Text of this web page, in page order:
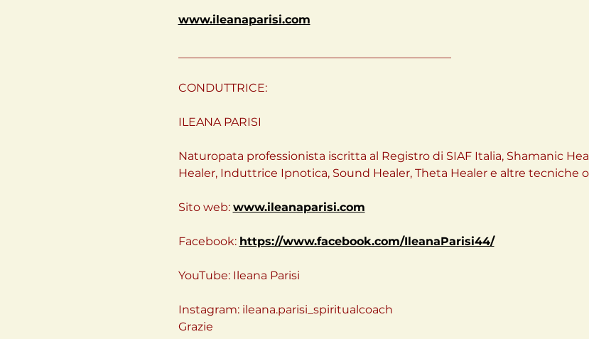
www.ileanaparisi.com
CONDUTTRICE:
ILEANA PARISI
Naturopata professionista iscritta al Registro di SIAF Italia, Shamanic
Healer, Induttrice Ipnotica, Sound Healer, Theta Healer e altre tecniche
Sito web: www.ileanaparisi.com
Facebook: https://www.facebook.com/IleanaParisi44/
YouTube: Ileana Parisi
Instagram: ileana.parisi_spiritualcoach
Grazie